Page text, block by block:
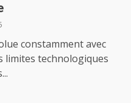
constamment avec
limites technologiques